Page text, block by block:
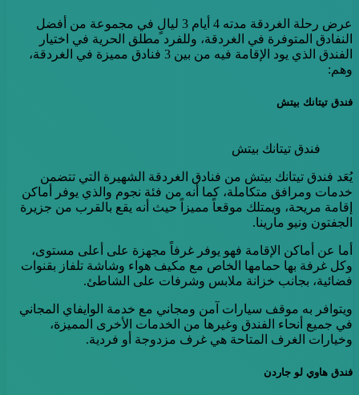
عرض رحلة الغردقة مدته 4 أيام 3 ليالٍ في مجموعة من أفضل
النفادق المتوفرة في الغردقة، وللفرد مطلق الحرية في اختيار
الفندق الذي يود الإقامة فيه من بين 3 فنادق مميزة في الغردقة،
وهم:
فندق تيتانك بيتش
فندق تيتانك بيتش
يُعَد فندق تيتانك بيتش من فنادق الغردقة الشهيرة التي تتضمن
خدمات ومرافق متكاملة، كما أنه من فئة نجوم والذي يوفر أماكن
إقامة مريحة، ويمتلك موقعاً مميزاً حيث أنه يقع بالقرب من جزيرة
الجفتون ونيو مارينا.
أما عن أماكن الإقامة فهو يوفر غرفاً مجهزة على أعلى مستوى،
وكل غرفة بها حمامها الخاص مع مكيف هواء وشاشة تلفاز بقنوات
فضائية، بجانب خزانة ملابس وشرفات على الشاطئ.
ويتوافر به موقف سيارات آمن ومجاني مع خدمة الوايفاي المجاني
في جميع أنحاء الفندق وغيرها من الخدمات الأخرى المميزة،
وخيارات الغرف المتاحة هي غرف مزدوجة أو فردية.
فندق هاوي لو جاردن